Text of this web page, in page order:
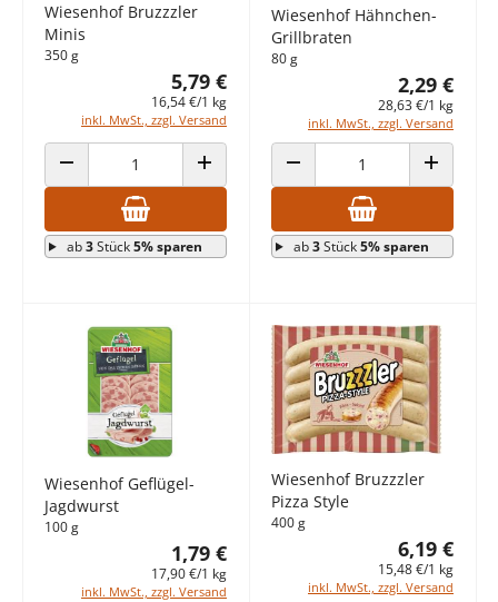
Wiesenhof Bruzzzler
Minis
350 g
5,79 €
16,54 €/1 kg
inkl. MwSt., zzgl. Versand
ANZAHL VERRINGERN ANZAHL ERHÖHEN
ab3Stück5% sparen
Wiesenhof Hähnchen-
Grillbraten
80 g
2,29 €
28,63 €/1 kg
inkl. MwSt., zzgl. Versand
ANZAHL VERRINGERN ANZAHL
ab3Stück5% sparen
Wiesenhof Geflügel-
Jagdwurst
100 g
1,79 €
17,90 €/1 kg
inkl. MwSt., zzgl. Versand
Wiesenhof Bruzzzler
Pizza Style
400 g
6,19 €
15,48 €/1 kg
inkl. MwSt., zzgl. Versand